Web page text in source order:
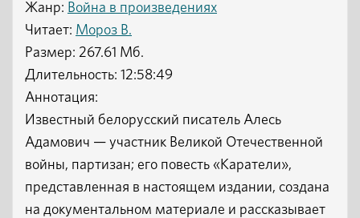
Жанр: Война в произведениях
Читает: Мороз В.
Размер: 267.61 Мб.
Длительность: 12:58:49
Аннотация:
Известный белорусский писатель Алесь
Адамович — участник Великой Отечественной
войны, партизан; его повесть «Каратели»,
представленная в настоящем издании, создана
на документальном материале и рассказывает